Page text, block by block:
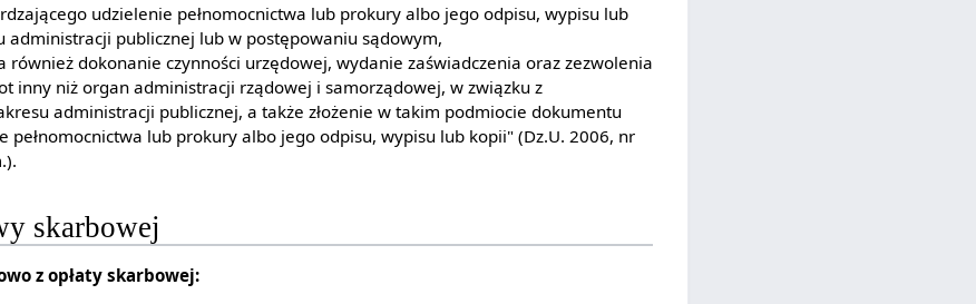
udzielenie pełnomocnictwa lub prokury albo jego odpisu, wypisu lub
administracji publicznej lub w postępowaniu sądowym,
również dokonanie czynności urzędowej, wydanie zaświadczenia oraz zezwolenia
inny niż organ administracji rządowej i samorządowej, w związku z
administracji publicznej, a także złożenie w takim podmiocie dokumentu
pełnomocnictwa lub prokury albo jego odpisu, wypisu lub kopii" (Dz.U. 2006, nr
skarbowej
z opłaty skarbowej: